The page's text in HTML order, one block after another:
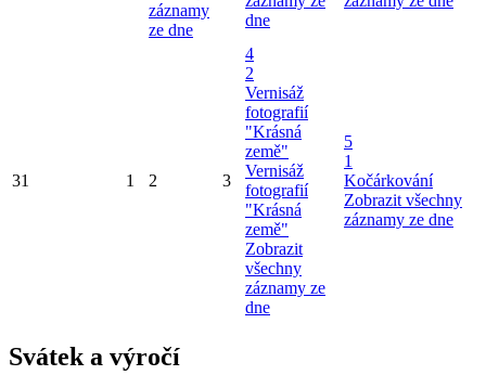
záznamy
ze dne
dne
31 1 2 3
4
2
Vernisáž
fotografií
"Krásná
země"
Vernisáž
fotografií
"Krásná
země"
Zobrazit
všechny
záznamy ze
dne
5
1
Kočárkování
Zobrazit všechny
záznamy ze dne
Svátek a výročí